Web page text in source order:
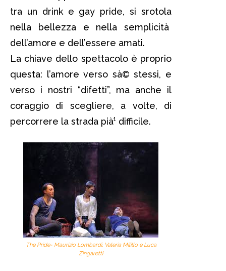
tra un drink e gay pride, si srotola
nella bellezza e nella semplicità
dell’amore e dell’essere amati.
La chiave dello spettacolo è proprio
questa: l’amore verso sà© stessi, e
verso i nostri “difetti”, ma anche il
coraggio di scegliere, a volte, di
percorrere la strada pià¹ difficile.
The Pride- Maurizio Lombardi, Valeria Milillo e Luca
Zingaretti